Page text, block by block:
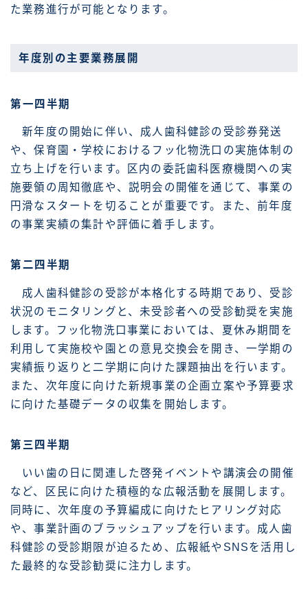
た業務進行が可能となります。
年度別の主要業務展開
第一四半期
新年度の開始に伴い、成人歯科健診の受診券発送
や、保育園・学校におけるフッ化物洗口の実施体制の
立ち上げを行います。区内の委託歯科医療機関への実
施要領の周知徹底や、説明会の開催を通じて、事業の
円滑なスタートを切ることが重要です。また、前年度
の事業実績の集計や評価に着手します。
第二四半期
成人歯科健診の受診が本格化する時期であり、受診
状況のモニタリングと、未受診者への受診勧奨を実施
します。フッ化物洗口事業においては、夏休み期間を
利用して実施校や園との意見交換会を開き、一学期の
実績振り返りと二学期に向けた課題抽出を行います。
また、次年度に向けた新規事業の企画立案や予算要求
に向けた基礎データの収集を開始します。
第三四半期
いい歯の日に関連した啓発イベントや講演会の開催
など、区民に向けた積極的な広報活動を展開します。
同時に、次年度の予算編成に向けたヒアリング対応
や、事業計画のブラッシュアップを行います。成人歯
科健診の受診期限が迫るため、広報紙やSNSを活用し
た最終的な受診勧奨に注力します。